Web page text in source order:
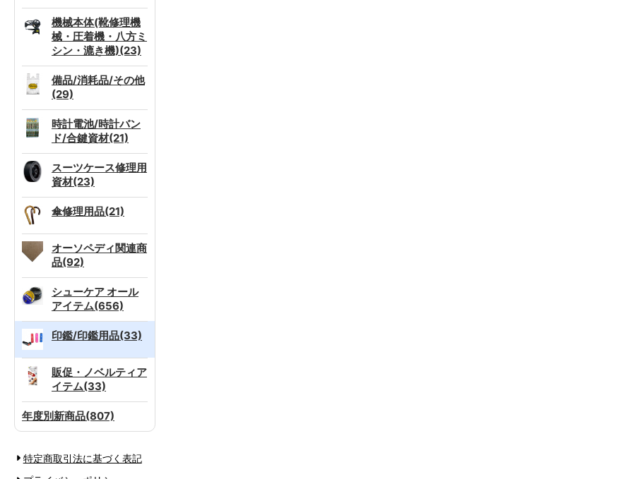
機械本体(靴修理機
械・圧着機・八方ミ
シン・漉き機)(23)
備品/消耗品/その他
(29)
時計電池/時計バン
ド/合鍵資材(21)
スーツケース修理用
資材(23)
傘修理用品(21)
オーソペディ関連商
品(92)
シューケア オール
アイテム(656)
印鑑/印鑑用品(33)
販促・ノベルティア
イテム(33)
年度別新商品(807)
特定商取引法に基づく表記